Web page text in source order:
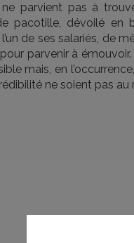
parvient pas à
pacotille, dévoilé
de ses salariés, de
parvenir à
mais, en
ne soient pas au